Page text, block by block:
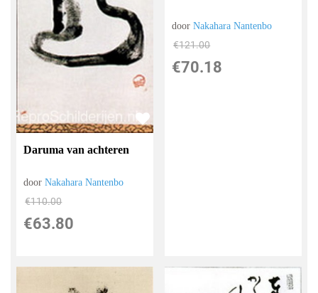
Daruma van achteren
doorNakahara Nantenbo
€110.00
€63.80
doorNakahara Nantenbo
€121.00
€70.18